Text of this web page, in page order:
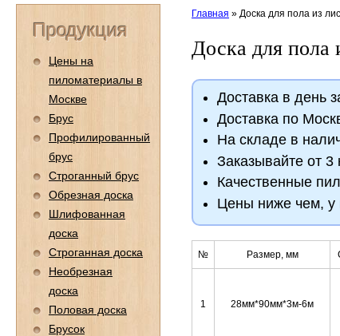
Главная » Доска для пола из
Доска для пола
Доставка в день
Доставка по
На складе в
Заказывайте от 3
Качественные
Цены ниже чем, у
№ Размер, мм
1 28мм*90мм*3м-6м
Продукция
Цены на
пиломатериалы в
Москве
Брус
Профилированный
брус
Строганный брус
Обрезная доска
Шлифованная
доска
Строганная доска
Необрезная
доска
Половая доска
Брусок